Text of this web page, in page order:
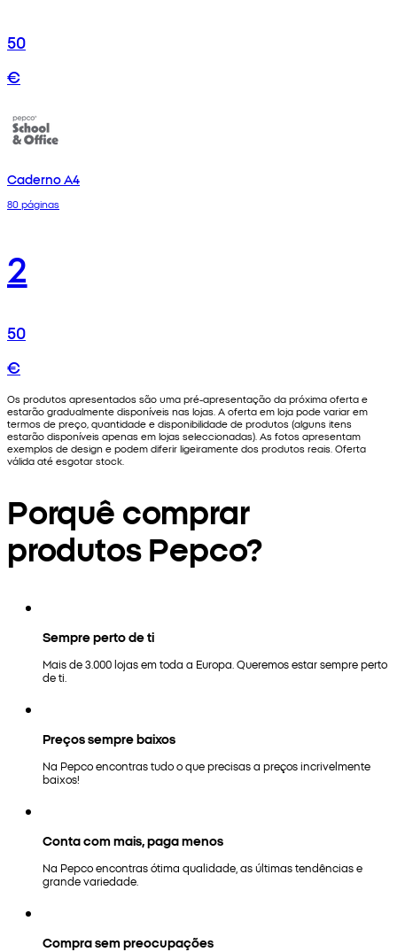
50
€
Caderno A4
80 páginas
2
50
€
Os produtos apresentados são uma pré-apresentação da próxima oferta e
estarão gradualmente disponíveis nas lojas. A oferta em loja pode variar em
termos de preço, quantidade e disponibilidade de produtos (alguns itens
estarão disponíveis apenas em lojas seleccionadas). As fotos apresentam
exemplos de design e podem diferir ligeiramente dos produtos reais. Oferta
válida até esgotar stock.
Porquê comprar
produtos Pepco?
Sempre perto de ti
Mais de 3.000 lojas em toda a Europa. Queremos estar sempre perto
de ti.
Preços sempre baixos
Na Pepco encontras tudo o que precisas a preços incrivelmente
baixos!
Conta com mais, paga menos
Na Pepco encontras ótima qualidade, as últimas tendências e
grande variedade.
Compra sem preocupações